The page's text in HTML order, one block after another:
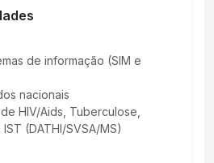
de informação (SIM e
nacionais
HIV/Aids, Tuberculose,
(DATHI/SVSA/MS)